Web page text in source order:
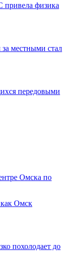
привела физика
местными стал
передовыми
Омска по
Омск
похолодает до